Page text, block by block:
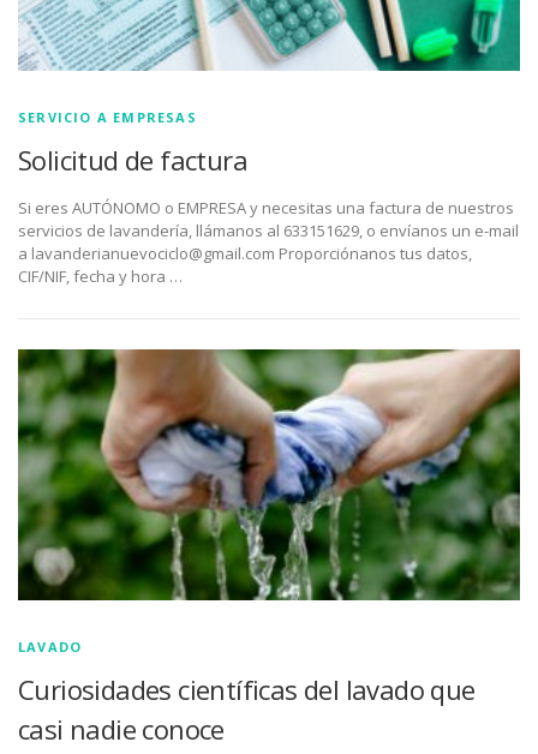
SERVICIO A EMPRESAS
Solicitud de factura
Si eres AUTÓNOMO o EMPRESA y necesitas una factura de nuestros
servicios de lavandería, llámanos al 633151629, o envíanos un e-mail
a lavanderianuevociclo@gmail.com Proporciónanos tus datos,
CIF/NIF, fecha y hora …
LAVADO
Curiosidades científicas del lavado que
casi nadie conoce